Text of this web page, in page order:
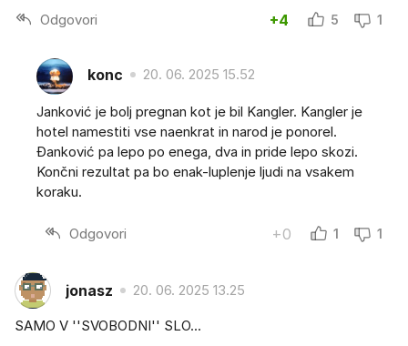
Odgovori +4 5 1
konc 20. 06. 2025 15.52
Janković je bolj pregnan kot je bil Kangler. Kangler je
hotel namestiti vse naenkrat in narod je ponorel.
Đanković pa lepo po enega, dva in pride lepo skozi.
Končni rezultat pa bo enak-luplenje ljudi na vsakem
koraku.
Odgovori +0 1 1
jonasz 20. 06. 2025 13.25
SAMO V ''SVOBODNI'' SLO...